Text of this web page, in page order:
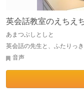
英会話教室のえちえ
あまつぶしとしと
英会話の先生と、ふたりっ
音声